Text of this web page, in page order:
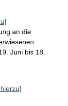
an die
Juni bis 18.